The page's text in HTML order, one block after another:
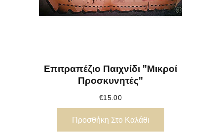
Επιτραπέζιο Παιχνίδι "Μικροί
Προσκυνητές"
€15.00
Προσθήκη Στο Καλάθι